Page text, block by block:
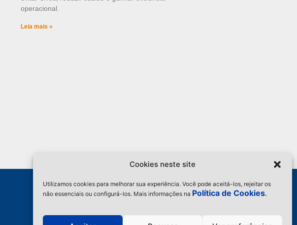
Cookies neste site
Utilizamos cookies para melhorar sua experiência. Você pode aceitá-los, rejeitar os
não essenciais ou configurá-los. Mais informações na Política de Cookies.
operacional.
Leia mais »
Adestiq